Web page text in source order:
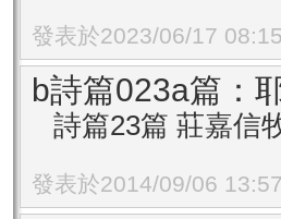
發表於2023/06/17
b詩篇023a篇：
詩篇23篇 莊嘉信
發表於2014/09/06